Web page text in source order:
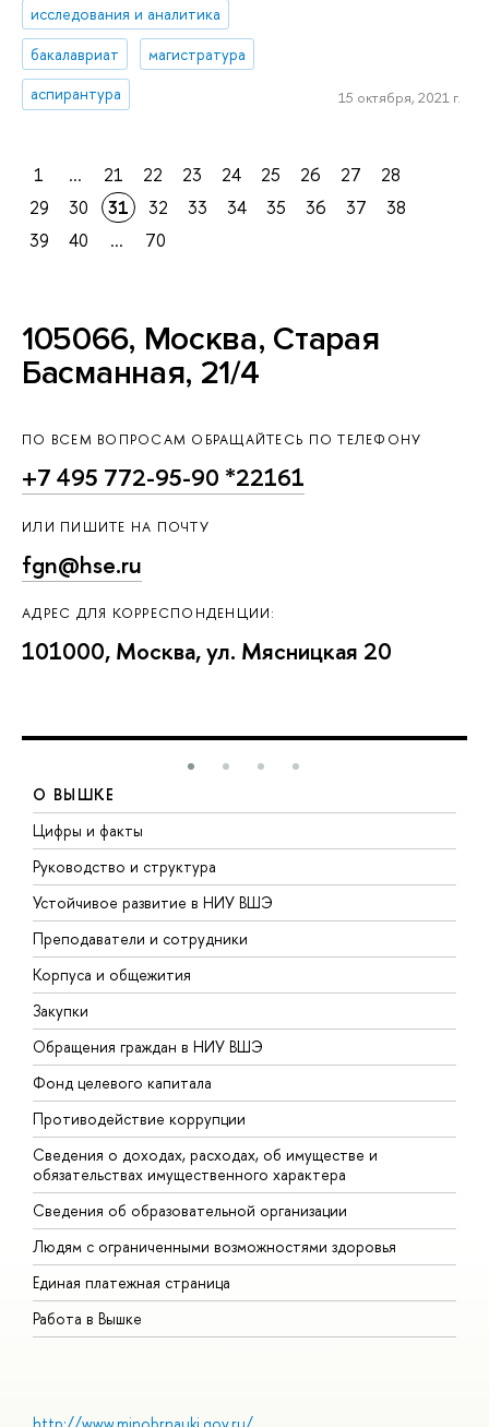
исследования и аналитика
бакалавриат
магистратура
аспирантура
15 октября, 2021 г.
1 ... 21 22 23 24 25 26 27
28
29
30 31 32 33 34 35 36 37
38
39
40 ... 70
105066, Москва, Старая
Басманная, 21/4
ПО ВСЕМ ВОПРОСАМ ОБРАЩАЙТЕСЬ ПО ТЕЛЕФОНУ
+7 495 772-95-90 *22161
ИЛИ ПИШИТЕ НА ПОЧТУ
fgn@hse.ru
АДРЕС ДЛЯ КОРРЕСПОНДЕНЦИИ:
101000, Москва, ул. Мясницкая 20
О ВЫШКЕ
Цифры и факты
Руководство и структура
Устойчивое развитие в НИУ ВШЭ
Преподаватели и сотрудники
Корпуса и общежития
Закупки
Обращения граждан в НИУ ВШЭ
Фонд целевого капитала
Противодействие коррупции
Сведения о доходах, расходах, об имуществе и
обязательствах имущественного характера
Сведения об образовательной организации
Людям с ограниченными возможностями здоровья
Единая платежная страница
Работа в Вышке
http://www.minobrnauki.gov.ru/